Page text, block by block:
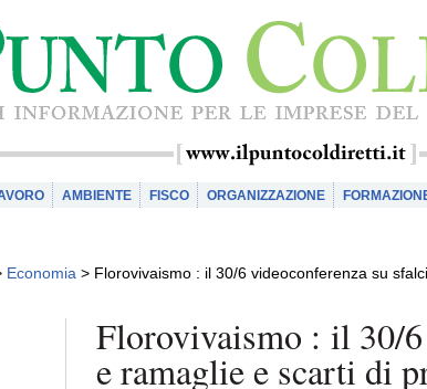
AMBIENTE FISCO ORGANIZZAZIONE
Economia > Florovivaismo : il 30/6 videoconferenza su
Florovivaismo : il 30/
e ramaglie e scarti di